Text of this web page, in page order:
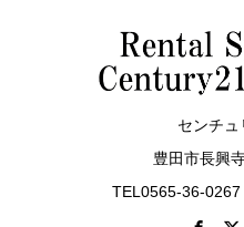
センチュ
豊田市長興
TEL0565-36-